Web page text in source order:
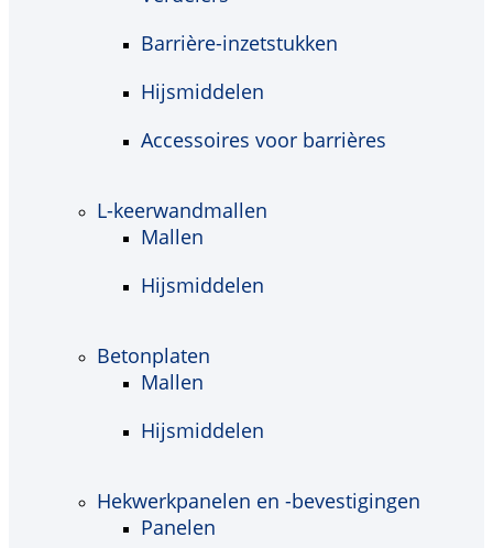
Barrière-inzetstukken
Hijsmiddelen
Accessoires voor barrières
L-keerwandmallen
Mallen
Hijsmiddelen
Betonplaten
Mallen
Hijsmiddelen
Hekwerkpanelen en -bevestigingen
Panelen